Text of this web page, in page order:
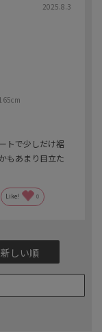
2025.8.3
トで少しだけ裾
もあまり目立た
Like! 0
しい順